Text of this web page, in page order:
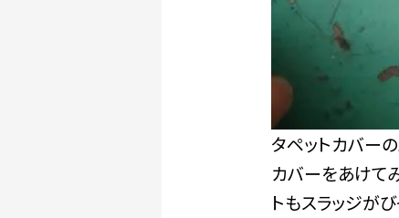
タペットカバー
カバーをあけて
トもスラッジがび